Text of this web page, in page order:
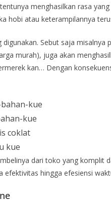
menghasilkan rasa yang
hobi atau keterampilannya
Sebut saja misalnya
murah), juga akan
kan… Dengan
coklat
kue
dari toko yang komplit
efektivitas hingga efesiensi